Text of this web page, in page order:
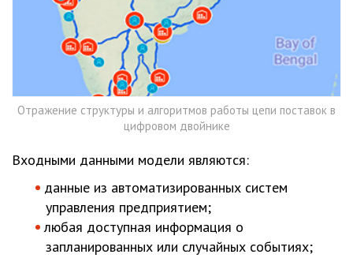
Отражение структуры и алгоритмов работы цепи поставок в
цифровом двойнике
Входными данными модели являются:
данные из автоматизированных систем
управления предприятием;
любая доступная информация о
запланированных или случайных событиях;